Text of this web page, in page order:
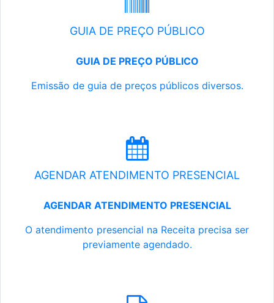
GUIA DE PREÇO PÚBLICO
GUIA DE PREÇO PÚBLICO
Emissão de guia de preços públicos diversos.
AGENDAR ATENDIMENTO PRESENCIAL
AGENDAR ATENDIMENTO PRESENCIAL
O atendimento presencial na Receita precisa ser
previamente agendado.